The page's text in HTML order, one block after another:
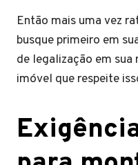
Então mais uma vez
busque primeiro em
de legalização em sua
imóvel que respeite